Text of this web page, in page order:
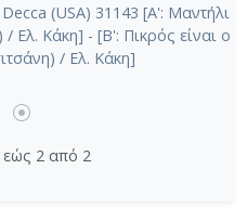
(USA) 31143 [Α': Μαντήλι
Ελ. Κάκη] - [Β': Πικρός είναι ο
/ Ελ. Κάκη]
εώς 2 από 2